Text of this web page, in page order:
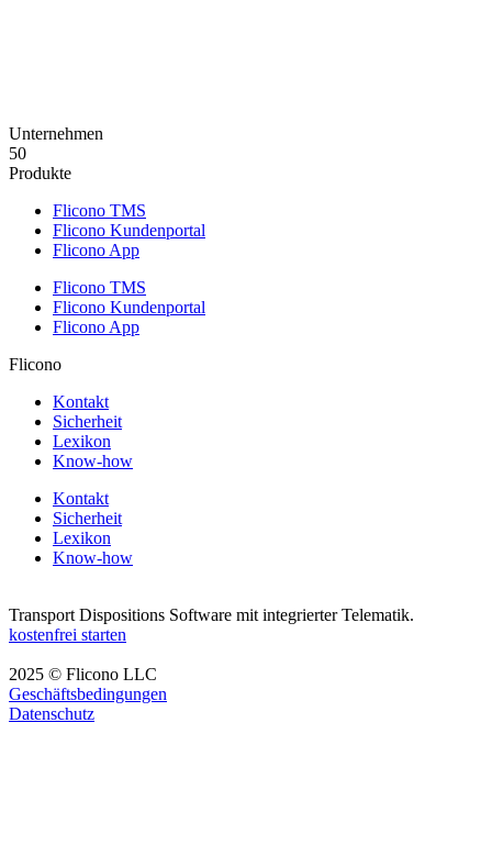
Unternehmen
50
Produkte
Flicono TMS
Flicono Kundenportal
Flicono App
Flicono TMS
Flicono Kundenportal
Flicono App
Flicono
Kontakt
Sicherheit
Lexikon
Know-how
Kontakt
Sicherheit
Lexikon
Know-how
Transport Dispositions Software mit integrierter Telematik.
kostenfrei starten
2025 © Flicono LLC
Geschäftsbedingungen
Datenschutz